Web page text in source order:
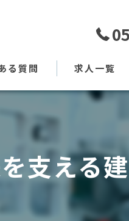
る質問 求人一覧
支える